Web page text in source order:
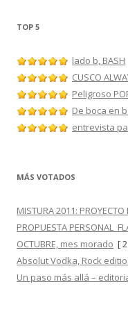
TOP 5
lado b, BASH
CUSCO
Peligroso
De boca en
entrevista
MÁS VOTADOS
MISTURA 2011: PROYECTO
PROPUESTA
OCTUBRE, mes morado [
Absolut Vodka, Rock
Un paso más allá –